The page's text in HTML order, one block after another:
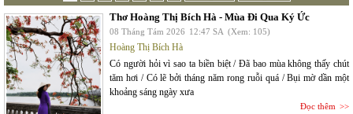
Thơ Hoàng Thị Bích Hà - Mùa Đi Qua Ký Ức
08 Tháng Tám 2026 12:47 SA (Xem: 105)
Hoàng Thị Bích Hà
Có người hỏi vì sao ta biền biệt / Đã bao mùa không thấy chút
tăm hơi / Có lẽ bởi tháng năm rong ruỗi quá / Bụi mờ dần một
khoảng sáng ngày xưa
Đọc thêm